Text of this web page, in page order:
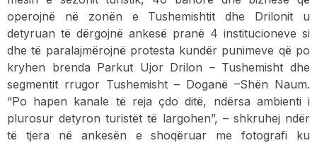
operojnë në zonën e Tushemishtit dhe Drilonit u
detyruan të dërgojnë ankesë pranë 4 institucioneve si
dhe të paralajmërojnë protesta kundër punimeve që po
kryhen brenda Parkut Ujor Drilon – Tushemisht dhe
segmentit rrugor Tushemisht – Doganë –Shën Naum.
“Po hapen kanale të reja çdo ditë, ndërsa ambienti i
plurosur detyron turistët të largohen”, – shkruhej ndër
të tjera në ankesën e shoqëruar me fotografi ku